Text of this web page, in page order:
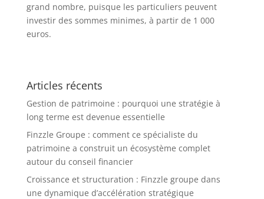
grand nombre, puisque les particuliers peuvent
investir des sommes minimes, à partir de 1 000
euros.
Articles récents
Gestion de patrimoine : pourquoi une stratégie à
long terme est devenue essentielle
Finzzle Groupe : comment ce spécialiste du
patrimoine a construit un écosystème complet
autour du conseil financier
Croissance et structuration : Finzzle groupe dans
une dynamique d’accélération stratégique